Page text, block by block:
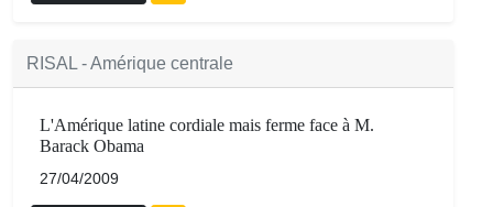
RISAL - Amérique centrale
L'Amérique latine cordiale mais ferme face à M.
Barack Obama
27/04/2009